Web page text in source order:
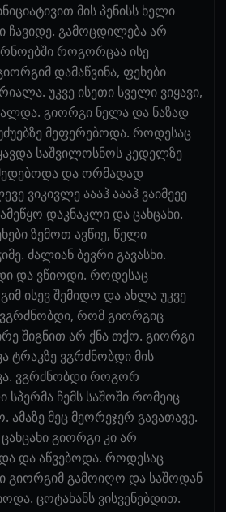
მის პენისს ხელი
ჩავიდე. გამოცდილება არ
როგორცაა ისე
დამაწვინა, ფეხები
უკვე ისეთი სველი ვიყავი,
გიორგი ნელა და ნაზად
მეფერებოდა. როდესაც
საშვილოსნოს კედელზე
და ორმადად
ვიკივლე აააჰ აააჰ ვაიმეეე
დაკნაკლი და ცახცახი.
ზემოთ ავწიე, წელი
ძალიან ბევრი გავასხი.
და ვწიოდი. როდესაც
ისევ შემიდო და ახლა უკვე
რომ გიორგიც
შიგნით არ ქნა თქო. გიორგი
ტრაკზე ვგრძნობდი მის
ვგრძნობდი როგორ
ჩემს საშოში რომეიც
ამაზე მეც მეორეჯერ გავათავე.
გიორგი კი არ
და აწვებოდა. როდესაც
გიორგიმ გამოიღო და საშოდან
ცოტახანს ვისვენებდით.